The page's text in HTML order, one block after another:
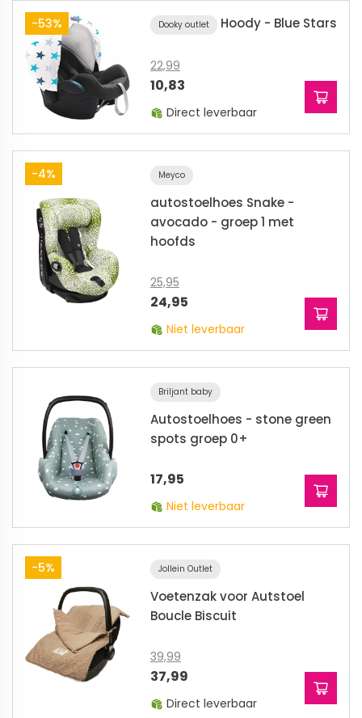
Kindermeubels
Accessoires
Meer
Schommelstoelen en wipstoeltjes
Meer
-53% Dooky outlet Hoody - Blue Stars
22,99
10,83
Direct leverbaar
-4% Meyco
autostoelhoes Snake -
avocado - groep 1 met
hoofds
25,95
24,95
Niet leverbaar
Briljant baby
Autostoelhoes - stone green
spots groep 0+
17,95
Niet leverbaar
-5% Jollein Outlet
Voetenzak voor Autstoel
Boucle Biscuit
39,99
37,99
Direct leverbaar